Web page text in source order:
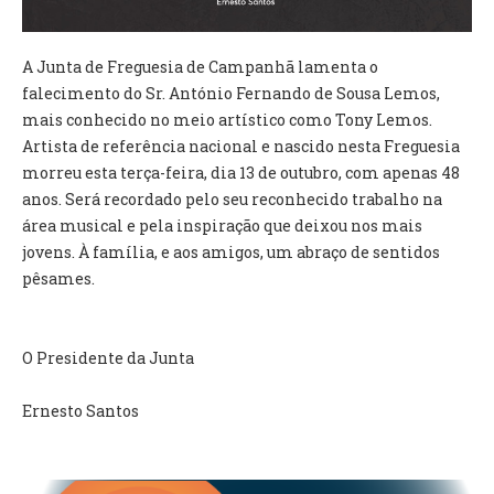
AUTARQUIA
CONSTITUIÇÃO
PRESIDENTE
EXECUTIVO E PELOUROS
ASSEMBLEIA DE FREGUESIA
GRAVAÇÕES DAS REUNIÕES PÚBLICAS DO EXECUTIVO
ATAS E DOCUMENTOS DA ASSEMBLEIA
REGULAMENTOS E TAXAS
A Junta de Freguesia de Campanhã lamenta o
falecimento do Sr. António Fernando de Sousa Lemos,
mais conhecido no meio artístico como Tony Lemos.
Artista de referência nacional e nascido nesta Freguesia
morreu esta terça-feira, dia 13 de outubro, com apenas 48
anos. Será recordado pelo seu reconhecido trabalho na
área musical e pela inspiração que deixou nos mais
jovens. À família, e aos amigos, um abraço de sentidos
pêsames.
O Presidente da Junta
Ernesto Santos